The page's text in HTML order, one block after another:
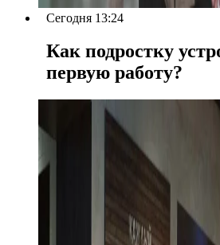
Сегодня 13:24
Как подростку
первую работу?